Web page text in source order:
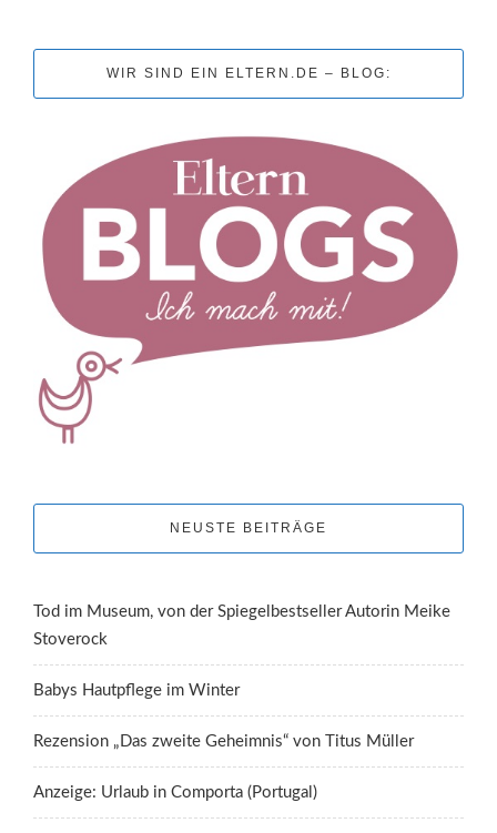
WIR SIND EIN ELTERN.DE – BLOG:
NEUSTE BEITRÄGE
Tod im Museum, von der Spiegelbestseller Autorin Meike
Stoverock
Babys Hautpflege im Winter
Rezension „Das zweite Geheimnis“ von Titus Müller
Anzeige: Urlaub in Comporta (Portugal)